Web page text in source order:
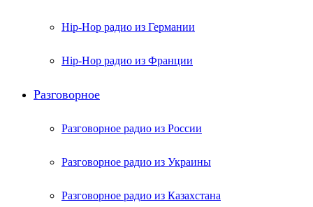
Hip-Hop радио из Германии
Hip-Hop радио из Франции
Разговорное
Разговорное радио из России
Разговорное радио из Украины
Разговорное радио из Казахстана